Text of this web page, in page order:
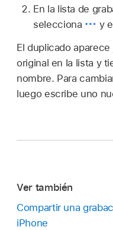
En la lista de
selecciona
y
El duplicado
original en la lista y
nombre. Para
luego escribe uno
Ver también
Compartir una
iPhone